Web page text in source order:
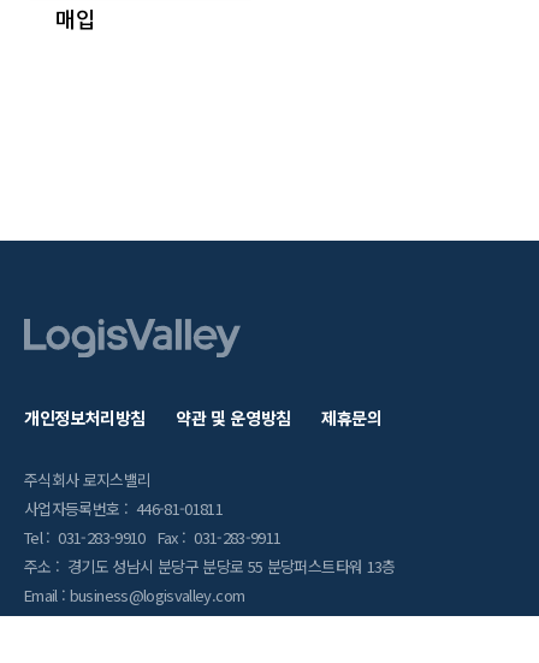
매입
개인정보처리방침 약관 및 운영방침 제휴문의
주식회사 로지스밸리
사업자등록번호 : 446-81-01811
Tel : 031-283-9910 Fax : 031-283-9911
주소 : 경기도 성남시 분당구 분당로 55 분당퍼스트타워 13층
Email : business@logisvalley.com